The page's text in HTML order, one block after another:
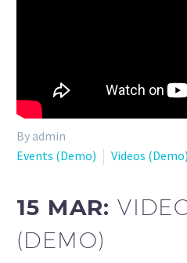
By admin
Events (Demo)
Videos (Demo)
15 MAR:
(DEMO)